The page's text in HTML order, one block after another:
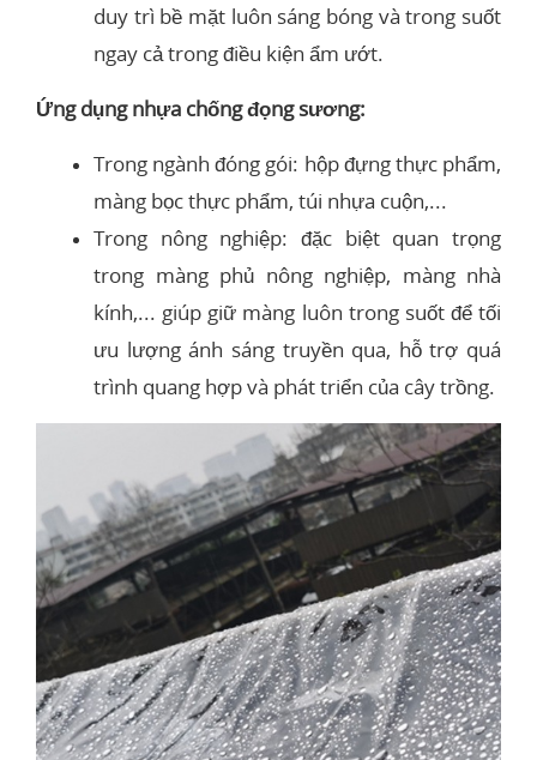
duy trì bề mặt luôn sáng bóng và trong suốt
ngay cả trong điều kiện ẩm ướt.
Ứng dụng nhựa chống đọng sương:
Trong ngành đóng gói: hộp đựng thực phẩm,
màng bọc thực phẩm, túi nhựa cuộn,...
Trong nông nghiệp: đặc biệt quan trọng
trong màng phủ nông nghiệp, màng nhà
kính,... giúp giữ màng luôn trong suốt để tối
ưu lượng ánh sáng truyền qua, hỗ trợ quá
trình quang hợp và phát triển của cây trồng.